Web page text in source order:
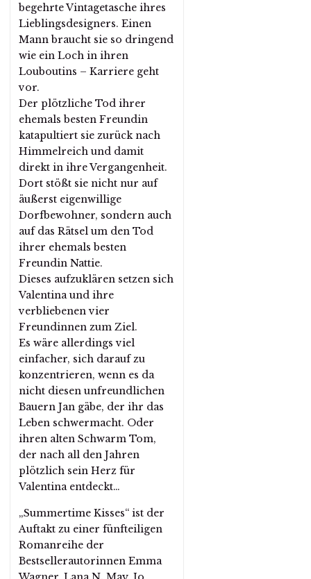
begehrte Vintagetasche ihres
Lieblingsdesigners. Einen
Mann braucht sie so dringend
wie ein Loch in ihren
Louboutins – Karriere geht
vor.
Der plötzliche Tod ihrer
ehemals besten Freundin
katapultiert sie zurück nach
Himmelreich und damit
direkt in ihre Vergangenheit.
Dort stößt sie nicht nur auf
äußerst eigenwillige
Dorfbewohner, sondern auch
auf das Rätsel um den Tod
ihrer ehemals besten
Freundin Nattie.
Dieses aufzuklären setzen sich
Valentina und ihre
verbliebenen vier
Freundinnen zum Ziel.
Es wäre allerdings viel
einfacher, sich darauf zu
konzentrieren, wenn es da
nicht diesen unfreundlichen
Bauern Jan gäbe, der ihr das
Leben schwermacht. Oder
ihren alten Schwarm Tom,
der nach all den Jahren
plötzlich sein Herz für
Valentina entdeckt…
„Summertime Kisses“ ist der
Auftakt zu einer fünfteiligen
Romanreihe der
Bestsellerautorinnen Emma